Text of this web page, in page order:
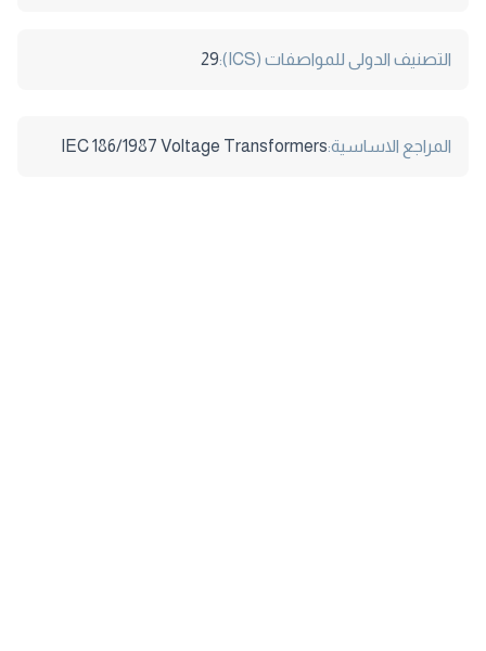
التصنيف الدولى للمواصفات (ICS): 29
المراجع الاساسية:IEC 186/1987 Voltage Transformers